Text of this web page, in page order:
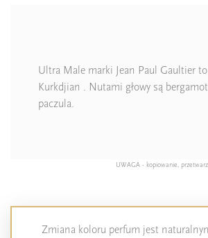
Ultra Male marki Jean Paul Gaultier
Kurkdjian . Nutami głowy są
paczula.
UWAGA - kopiowanie,
Zmiana koloru perfum jest